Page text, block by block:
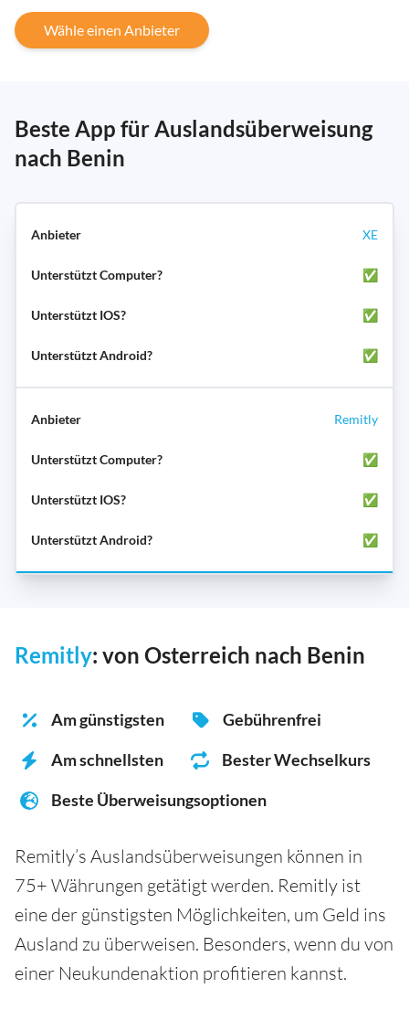
Wähle einen Anbieter
Beste App für Auslandsüberweisung
nach Benin
XE
✅
✅
✅
Remitly
✅
✅
✅
Remitly: von Osterreich nach Benin
Am günstigsten
Gebührenfrei
Am schnellsten
Bester Wechselkurs
Beste Überweisungsoptionen
Remitly’s Auslandsüberweisungen können in
75+ Währungen getätigt werden. Remitly ist
eine der günstigsten Möglichkeiten, um Geld ins
Ausland zu überweisen. Besonders, wenn du von
einer Neukundenaktion profitieren kannst.